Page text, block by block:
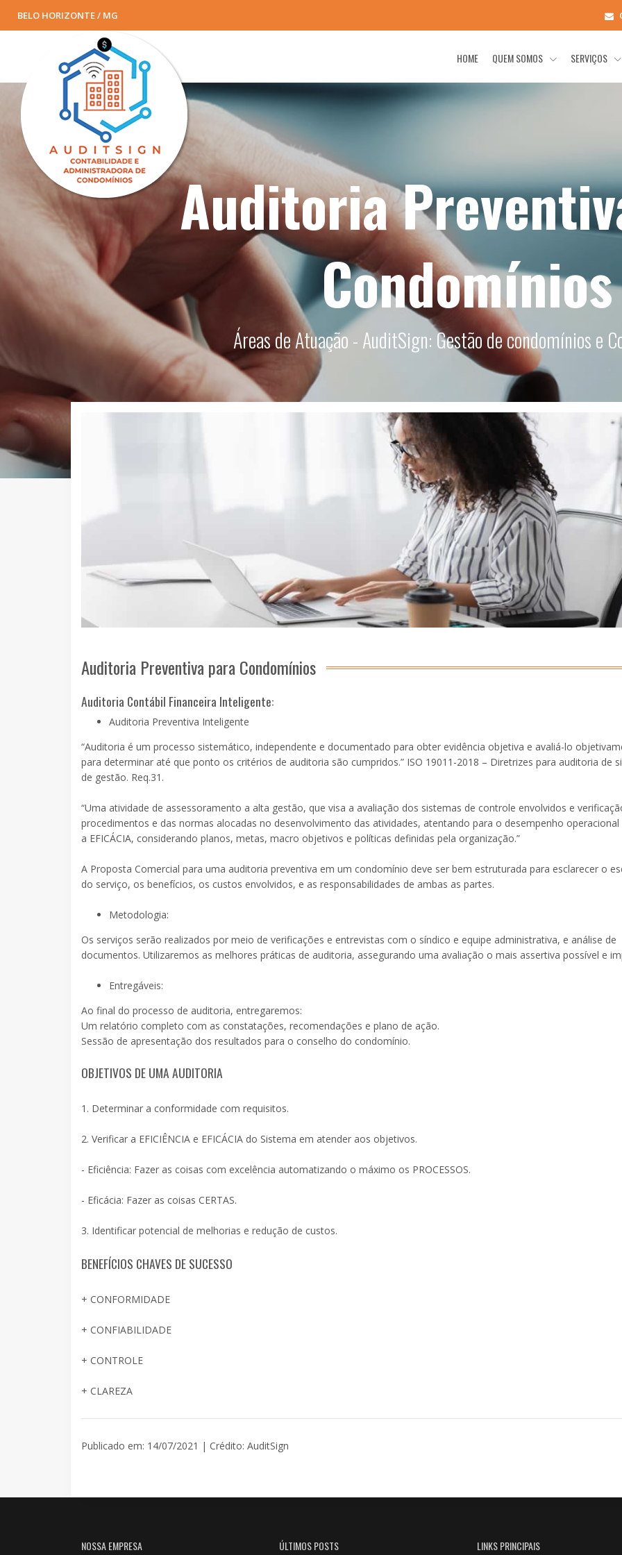
BELO HORIZONTE / MG
HOME QUEM SOMOS SERVIÇOS
Auditoria
Condomínios
Áreas de Atuação - AuditSign: Gestão de condomínios e
Auditoria Preventiva para Condomínios
Auditoria Contábil Financeira Inteligente:
Auditoria Preventiva Inteligente
“Auditoria é um processo sistemático, independente e documentado para obter evidência objetiva e avaliá-lo
para determinar até que ponto os critérios de auditoria são cumpridos.” ISO 19011-2018 – Diretrizes para auditoria de
de gestão. Req.31.
“Uma atividade de assessoramento a alta gestão, que visa a avaliação dos sistemas de controle envolvidos e
procedimentos e das normas alocadas no desenvolvimento das atividades, atentando para o desempenho operacional
a EFICÁCIA, considerando planos, metas, macro objetivos e políticas definidas pela organização.”
A Proposta Comercial para uma auditoria preventiva em um condomínio deve ser bem estruturada para esclarecer o
do serviço, os benefícios, os custos envolvidos, e as responsabilidades de ambas as partes.
Metodologia:
Os serviços serão realizados por meio de verificações e entrevistas com o síndico e equipe administrativa, e análise de
documentos. Utilizaremos as melhores práticas de auditoria, assegurando uma avaliação o mais assertiva possível e
Entregáveis:
Ao final do processo de auditoria, entregaremos:
Um relatório completo com as constatações, recomendações e plano de ação.
Sessão de apresentação dos resultados para o conselho do condomínio.
OBJETIVOS DE UMA AUDITORIA
1. Determinar a conformidade com requisitos.
2. Verificar a EFICIÊNCIA e EFICÁCIA do Sistema em atender aos objetivos.
- Eficiência: Fazer as coisas com excelência automatizando o máximo os PROCESSOS.
- Eficácia: Fazer as coisas CERTAS.
3. Identificar potencial de melhorias e redução de custos.
BENEFÍCIOS CHAVES DE SUCESSO
+ CONFORMIDADE
+ CONFIABILIDADE
+ CONTROLE
+ CLAREZA
Publicado em: 14/07/2021 | Crédito: AuditSign
NOSSA EMPRESA ÚLTIMOS POSTS LINKS PRINCIPAIS